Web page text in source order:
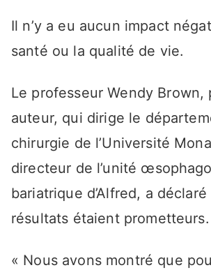
Il n’y a eu aucun impact
santé ou la qualité de vie.
Le professeur Wendy Brown,
auteur, qui dirige le
chirurgie de l’Université
directeur de l’unité
bariatrique d’Alfred, a
résultats étaient prometteurs.
« Nous avons montré que